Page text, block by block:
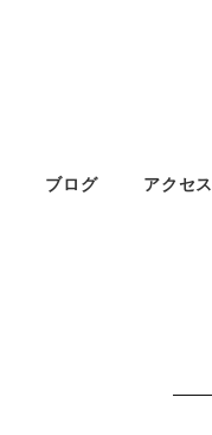
ブログ アクセス